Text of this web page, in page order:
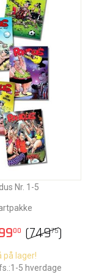
Nr. 1-5
00 (74975)
på lager!
5 hverdage